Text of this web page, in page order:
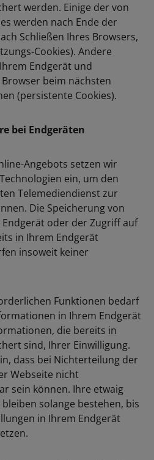
werden. Einige der von
werden nach Ende der
Schließen Ihres Browsers,
Cookies). Andere
Endgerät und
beim nächsten
(persistente Cookies).
bei Endgeräten
Angebots setzen wir
ein, um den
Telemediendienst zur
Die Speicherung von
oder der Zugriff auf
in Ihrem Endgerät
insoweit keiner
Funktionen bedarf
in Ihrem Endgerät
die bereits in
sind, Ihrer Einwilligung.
dass bei Nichterteilung der
Webseite nicht
sein können. Ihre etwaig
solange bestehen, bis
in Ihrem Endgerät